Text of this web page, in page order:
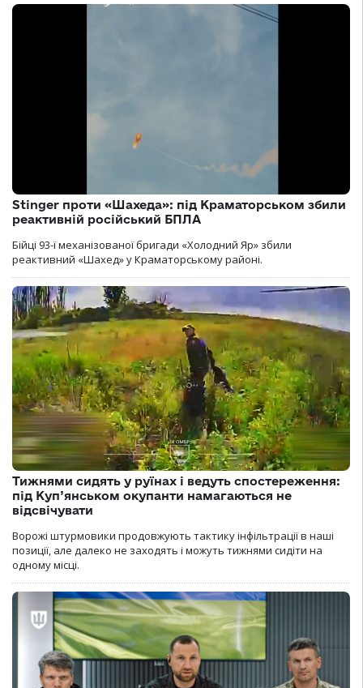
Stinger проти «Шахеда»: під Краматорськом збили
реактивній російський БПЛА
Бійці 93-ї механізованої бригади «Холодний Яр» збили
реактивний «Шахед» у Краматорському районі.
Тижнями сидять у руїнах і ведуть спостереження:
під Куп’янськом окупанти намагаються не
відсвічувати
Ворожі штурмовики продовжують тактику інфільтрації в наші
позиції, але далеко не заходять і можуть тижнями сидіти на
одному місці.